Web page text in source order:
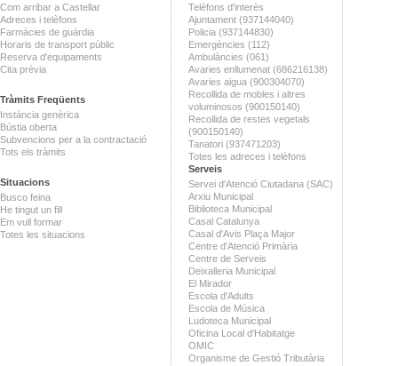
Com arribar a Castellar
Adreces i telèfons
Farmàcies de guàrdia
Horaris de transport públic
Reserva d'equipaments
Cita prèvia
Tràmits Freqüents
Instància genèrica
Bústia oberta
Subvencions per a la contractació
Tots els tràmits
Situacions
Busco feina
He tingut un fill
Em vull formar
Totes les situacions
Telèfons d'interès
Ajuntament (937144040)
Policia (937144830)
Emergències (112)
Ambulàncies (061)
Avaries enllumenat (686216138)
Avaries aigua (900304070)
Recollida de mobles i altres
voluminosos (900150140)
Recollida de restes vegetals
(900150140)
Tanatori (937471203)
Totes les adreces i telèfons
Serveis
Servei d'Atenció Ciutadana (SAC)
Arxiu Municipal
Biblioteca Municipal
Casal Catalunya
Casal d'Avis Plaça Major
Centre d'Atenció Primària
Centre de Serveis
Deixalleria Municipal
El Mirador
Escola d'Adults
Escola de Música
Ludoteca Municipal
Oficina Local d'Habitatge
OMIC
Organisme de Gestió Tributària